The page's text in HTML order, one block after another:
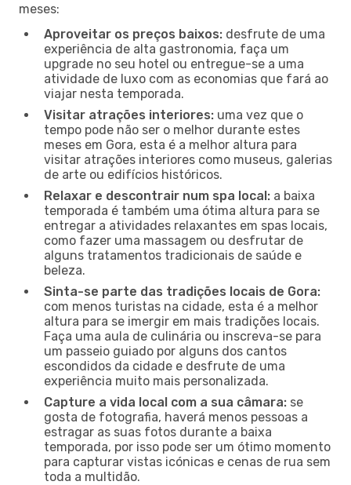
meses:
Aproveitar os preços baixos: desfrute de uma
experiência de alta gastronomia, faça um
upgrade no seu hotel ou entregue-se a uma
atividade de luxo com as economias que fará ao
viajar nesta temporada.
Visitar atrações interiores: uma vez que o
tempo pode não ser o melhor durante estes
meses em Gora, esta é a melhor altura para
visitar atrações interiores como museus, galerias
de arte ou edifícios históricos.
Relaxar e descontrair num spa local: a baixa
temporada é também uma ótima altura para se
entregar a atividades relaxantes em spas locais,
como fazer uma massagem ou desfrutar de
alguns tratamentos tradicionais de saúde e
beleza.
Sinta-se parte das tradições locais de Gora:
com menos turistas na cidade, esta é a melhor
altura para se imergir em mais tradições locais.
Faça uma aula de culinária ou inscreva-se para
um passeio guiado por alguns dos cantos
escondidos da cidade e desfrute de uma
experiência muito mais personalizada.
Capture a vida local com a sua câmara: se
gosta de fotografia, haverá menos pessoas a
estragar as suas fotos durante a baixa
temporada, por isso pode ser um ótimo momento
para capturar vistas icónicas e cenas de rua sem
toda a multidão.